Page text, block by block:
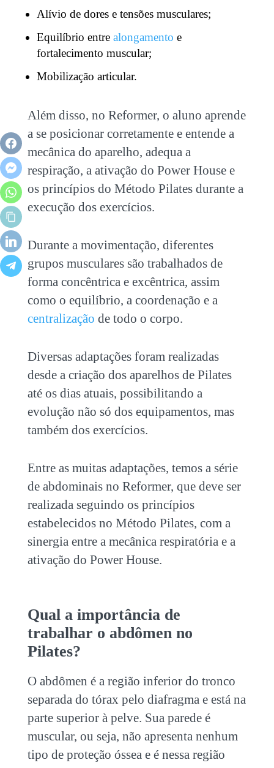
Alívio de dores e tensões musculares;
Equilíbrio entre alongamento e
fortalecimento muscular;
Mobilização articular.
Além disso, no Reformer, o aluno aprende
a se posicionar corretamente e entende a
mecânica do aparelho, adequa a
respiração, a ativação do Power House e
os princípios do Método Pilates durante a
execução dos exercícios.
Durante a movimentação, diferentes
grupos musculares são trabalhados de
forma concêntrica e excêntrica, assim
como o equilíbrio, a coordenação e a
centralização de todo o corpo.
Diversas adaptações foram realizadas
desde a criação dos aparelhos de Pilates
até os dias atuais, possibilitando a
evolução não só dos equipamentos, mas
também dos exercícios.
Entre as muitas adaptações, temos a série
de abdominais no Reformer, que deve ser
realizada seguindo os princípios
estabelecidos no Método Pilates, com a
sinergia entre a mecânica respiratória e a
ativação do Power House.
Qual a importância de
trabalhar o abdômen no
Pilates?
O abdômen é a região inferior do tronco
separada do tórax pelo diafragma e está na
parte superior à pelve. Sua parede é
muscular, ou seja, não apresenta nenhum
tipo de proteção óssea e é nessa região